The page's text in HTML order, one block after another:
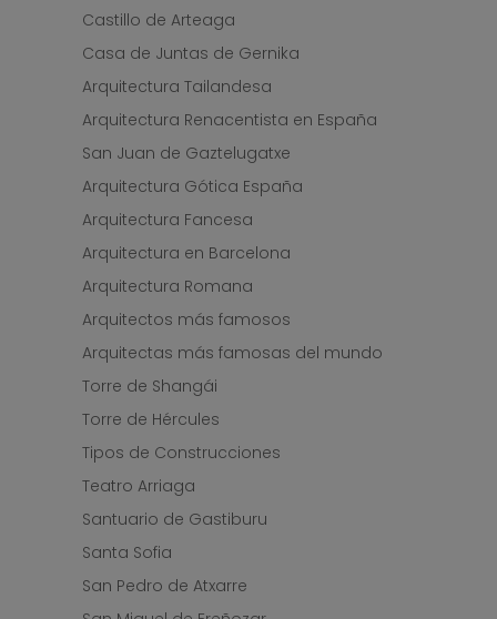
Castillo de Arteaga
Casa de Juntas de Gernika
Arquitectura Tailandesa
Arquitectura Renacentista en España
San Juan de Gaztelugatxe
Arquitectura Gótica España
Arquitectura Fancesa
Arquitectura en Barcelona
Arquitectura Romana
Arquitectos más famosos
Arquitectas más famosas del mundo
Torre de Shangái
Torre de Hércules
Tipos de Construcciones
Teatro Arriaga
Santuario de Gastiburu
Santa Sofia
San Pedro de Atxarre